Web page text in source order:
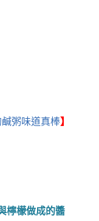
粥味道真棒】
檸檬做成的醬